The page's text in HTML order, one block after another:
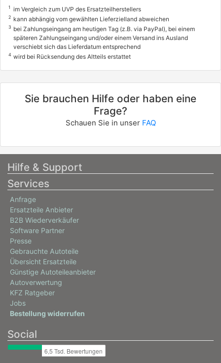
1 im Vergleich zum UVP des Ersatzteilherstellers
2 kann abhängig vom gewählten Lieferzielland abweichen
3 bei Zahlungseingang am heutigen Tag (z.B. via PayPal), bei einem
späteren Zahlungseingang und/oder einem Versand ins Ausland
verschiebt sich das Lieferdatum entsprechend
4 wird bei Rücksendung des Altteils erstattet
Sie brauchen Hilfe oder haben eine
Frage?
Schauen Sie in unser FAQ
Hilfe & Support
Services
Anfrage
Ersatzteile Anbieter
B2B Wiederverkäufer
Software Partner
Presse
Gebrauchte Autoteile
Übersicht Ersatzteile
Günstige Autoteileanbieter
Autoverwertung
KFZ Ratgeber
Jobs
Bestellung widerrufen
Social